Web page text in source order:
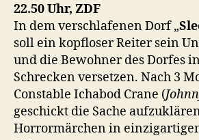
22.50 Uhr, ZDF
In dem verschlafenen Dorf „
soll ein kopfloser Reiter sein
und die Bewohner des Dorfes
Schrecken versetzen. Nach 3
Constable Ichabod Crane (
geschickt die Sache
Horrormärchen in